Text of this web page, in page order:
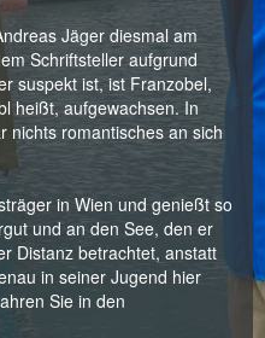
Jäger diesmal am
Schriftsteller aufgrund
suspekt ist, ist Franzobel,
heißt, aufgewachsen. In
nichts romantisches an sich
in Wien und genießt so
und an den See, den er
Distanz betrachtet, anstatt
in seiner Jugend hier
Sie in den